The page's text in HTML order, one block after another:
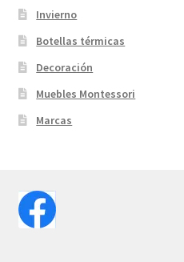
Invierno
Botellas térmicas
Decoración
Muebles Montessori
Marcas